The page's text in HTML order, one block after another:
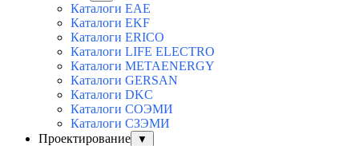
Каталоги EAE
Каталоги EKF
Каталоги ERICO
Каталоги LIFE ELECTRO
Каталоги METAENERGY
Каталоги GERSAN
Каталоги DKC
Каталоги СОЭМИ
Каталоги СЗЭМИ
Проектирование
▼